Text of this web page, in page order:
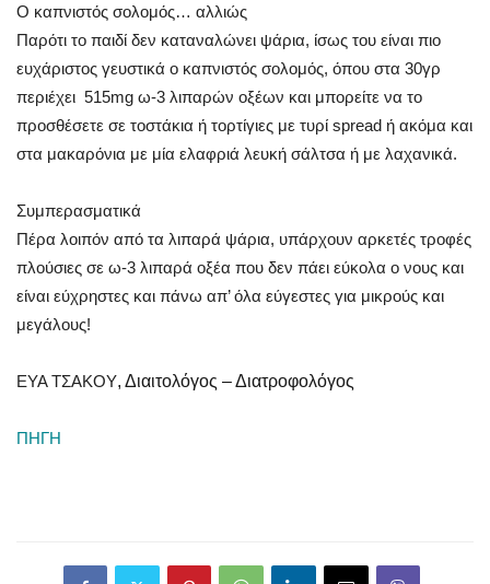
Ο καπνιστός σολομός… αλλιώς
Παρότι το παιδί δεν καταναλώνει ψάρια, ίσως του είναι πιο
ευχάριστος γευστικά ο καπνιστός σολομός, όπου στα 30γρ
περιέχει 515mg ω-3 λιπαρών οξέων και μπορείτε να το
προσθέσετε σε τοστάκια ή τορτίγιες με τυρί spread ή ακόμα και
στα μακαρόνια με μία ελαφριά λευκή σάλτσα ή με λαχανικά.
Συμπερασματικά
Πέρα λοιπόν από τα λιπαρά ψάρια, υπάρχουν αρκετές τροφές
πλούσιες σε ω-3 λιπαρά οξέα που δεν πάει εύκολα ο νους και
είναι εύχρηστες και πάνω απ’ όλα εύγεστες για μικρούς και
μεγάλους!
ΕΥΑ ΤΣΑΚΟΥ, Διαιτολόγος – Διατροφολόγος
ΠΗΓΗ